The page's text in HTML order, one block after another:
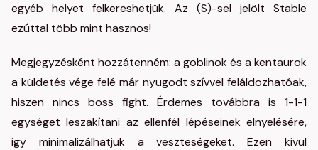
egyéb helyet felkereshetjük. Az (S)-sel jelölt Stable
ezúttal több mint hasznos!
Megjegyzésként hozzátenném: a goblinok és a kentaurok
a küldetés vége felé már nyugodt szívvel feláldozhatóak,
hiszen nincs boss fight. Érdemes továbbra is 1-1-1
egységet leszakítani az ellenfél lépéseinek elnyelésére,
így minimalizálhatjuk a veszteségeket. Ezen kívül